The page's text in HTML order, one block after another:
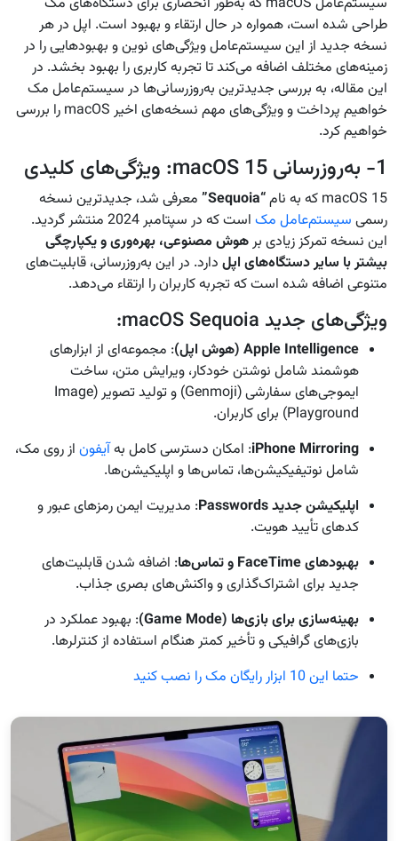
طراحی شده است، همواره در حال ارتقاء و بهبود است. اپل در هر
نسخه جدید از این سیستم‌عامل ویژگی‌های نوین و بهبودهایی را در
زمینه‌های مختلف اضافه می‌کند تا تجربه کاربری را بهبود بخشد. در
این مقاله، به بررسی جدیدترین به‌روزرسانی‌ها در سیستم‌عامل مک
خواهیم پرداخت و ویژگی‌های مهم نسخه‌های اخیر macOS را بررسی
خواهیم کرد.
1- به‌روزرسانی macOS 15: ویژگی‌های کلیدی
macOS 15 که به نام “Sequoia”
معرفی شد، جدیدترین نسخه
رسمی سیستم‌عامل مک
است که در سپتامبر 2024 منتشر گردید.
این نسخه تمرکز زیادی برهوش مصنوعی، بهره‌وری و یکپارچگی
بیشتر با سایر دستگاه‌های اپل دارد. در این به‌روزرسانی، قابلیت‌های
متنوعی اضافه شده است که تجربه کاربران را ارتقاء می‌دهد.
ویژگی‌های جدید macOS Sequoia:
Apple Intelligence (هوش اپل)
: مجموعه‌ای از ابزارهای
هوشمند شامل نوشتن خودکار، ویرایش متن، ساخت
ایموجی‌های سفارشی (Genmoji) و تولید تصویر (Image
Playground) برای کاربران.
iPhone Mirroring: امکان دسترسی کامل بهآیفون از روی مک،
شامل نوتیفیکیشن‌ها، تماس‌ها و اپلیکیشن‌ها.
اپلیکیشن جدید Passwords
: مدیریت ایمن رمزهای عبور و
کدهای تأیید هویت.
بهبودهای FaceTime و تماس‌ها
: اضافه شدن قابلیت‌های
جدید برای اشتراک‌گذاری و واکنش‌های بصری جذاب.
بهینه‌سازی برای بازی‌ها (Game Mode)
: بهبود عملکرد در
بازی‌های گرافیکی و تأخیر کمتر هنگام استفاده از کنترلرها.
حتما این 10 ابزار رایگان مک را نصب کنید